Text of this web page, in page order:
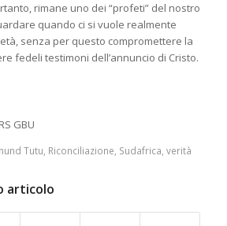
rimane uno dei “profeti” del nostro
quando ci si vuole realmente
senza per questo compromettere la
fedeli testimoni dell’annuncio di Cristo.
GBU
Tutu Riconciliazione Sudafrica verità
articolo